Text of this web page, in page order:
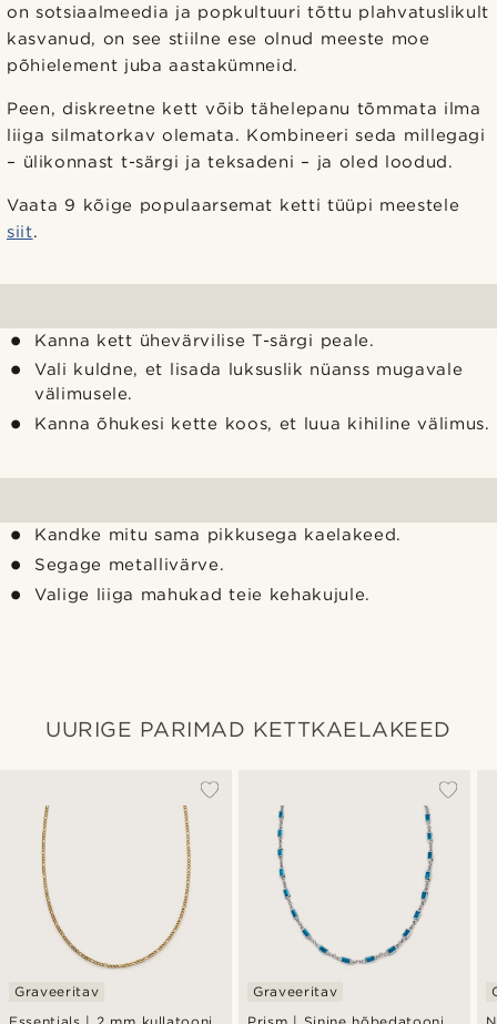
on sotsiaalmeedia ja popkultuuri tõttu plahvatuslikult
kasvanud, on see stiilne ese olnud meeste moe
põhielement juba aastakümneid.
Peen, diskreetne kett võib tähelepanu tõmmata ilma
liiga silmatorkav olemata. Kombineeri seda millegagi
– ülikonnast t-särgi ja teksadeni – ja oled loodud.
Vaata 9 kõige populaarsemat ketti tüüpi meestele
siit.
Kanna kett ühevärvilise T-särgi peale.
Vali kuldne, et lisada luksuslik nüanss mugavale
välimusele.
Kanna õhukesi kette koos, et luua kihiline välimus.
Kandke mitu sama pikkusega kaelakeed.
Segage metallivärve.
Valige liiga mahukad teie kehakujule.
UURIGE PARIMAD KETTKAELAKEED
Graveeritav Graveeritav